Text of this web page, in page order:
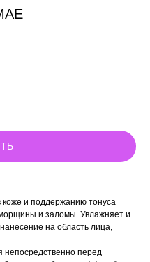
коже и поддержанию тонуса
и заломы. Увлажняет и
на область лица,
непосредственно перед